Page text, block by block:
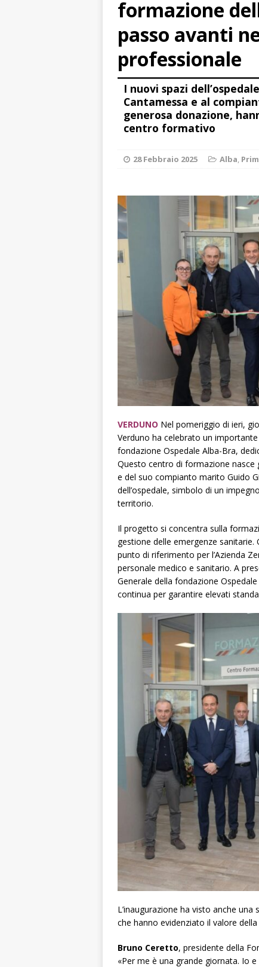
dello
[ 7 Agosto
[ 7 Agosto
[ 7 Agosto
vitello
[ 7 Agosto
formazione
passo avanti
professionale
I nuovi spazi
Cantamessa e al
generosa donazione,
centro formativo
28 Febbraio 2025 Alba,
VERDUNO Nel pomeriggio di ieri,
Verduno ha celebrato un
fondazione Ospedale Alba-Bra,
Questo centro di formazione nasce
e del suo compianto marito Guido
dell’ospedale, simbolo di un
territorio.
Il progetto si concentra sulla
gestione delle emergenze sanitarie.
punto di riferimento per l’Azienda
personale medico e sanitario. A
Generale della fondazione
continua per garantire elevati
L’inaugurazione ha visto anche
che hanno evidenziato il valore
Bruno Ceretto, presidente della
«Per me è una grande giornata. Io